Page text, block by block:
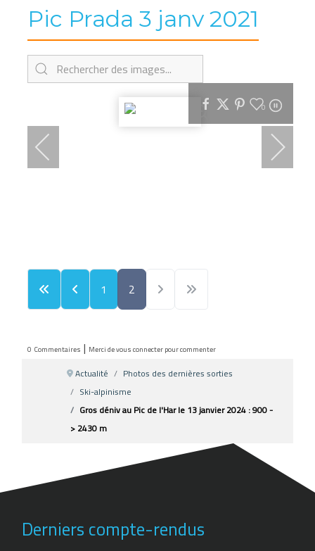
Pic Prada 3 janv 2021
0
1 2
0 Commentaires | Merci de vous connecter pour commenter
Actualité
Photos des dernières sorties
Ski-alpinisme
Gros déniv au Pic de l'Har le 13 janvier 2024 : 900 -
> 2430 m
Derniers compte-rendus